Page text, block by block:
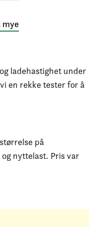
mye
ladehastighet under
en rekke tester for å
på
nyttelast. Pris var